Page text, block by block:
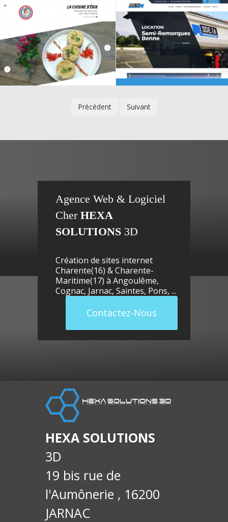
Création
site
internet
de
Précédent Suivant
Agence Web & Logiciel
Cher HEXA
SOLUTIONS 3D
Création de sites internet
Charente(16) & Charente-
Maritime(17) à Angoulême,
Cognac, Jarnac, Saintes, Pons, ...
Contactez-Nous
HEXA SOLUTIONS
3D
19 bis rue de
l'Aumônerie , 16200
JARNAC